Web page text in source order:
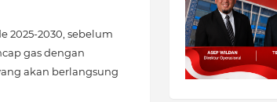
2025-2030, sebelum
gas dengan
akan berlangsung